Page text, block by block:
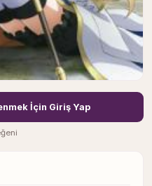
İçin Giriş Yap